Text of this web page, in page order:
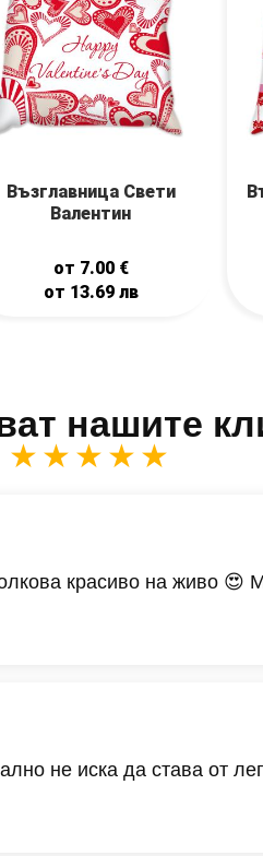
Възглавница Свети
Валентин
от 7.00 €
от 13.69 лв
нашите
★★★★★
красиво на живо 😍
не иска да става от